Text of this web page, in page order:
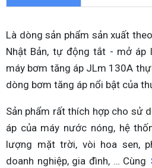
Là dòng sản phẩm sản xuất
Nhật Bản, tự động tắt - mở áp
máy bơm tăng áp JLm 130A
dòng bơm tăng áp nổi bật của
Sản phẩm rất thích hợp cho sử
áp của máy nước nóng, hệ
lượng mặt trời, vòi hoa sen,
doanh nghiệp, gia đình, … Cùng